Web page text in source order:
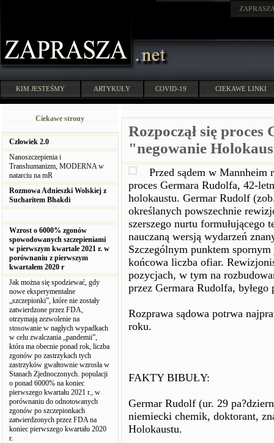
KIM JESTEŚMY ARTYKUŁY COVID-19 CIEKAWE LINKI
Ciekawe strony
Człowiek 2.0
Nanoszczepienia i
Transhumanizm, MODERNA w
natarciu na mR
Rozmowa Adnieszki Wolskiej z
Sucharitem Bhakdi
Wzrost o 6000% zgonów
spowodowanych szczepieniami
w pierwszym kwartale 2021 r. w
porównaniu z pierwszym
kwartałem 2020 r
Jak można się spodziewać, gdy
nowe eksperymentalne
„szczepionki”, które nie zostały
zatwierdzone przez FDA,
otrzymają zezwolenie na
stosowanie w nagłych wypadkach
w celu zwalczania „pandemii”,
która ma obecnie ponad rok, liczba
zgonów po zastrzykach tych
zastrzyków gwałtownie wzrosła w
Stanach Zjednoczonych. populacji
o ponad 6000% na koniec
pierwszego kwartału 2021 r., w
porównaniu do odnotowanych
zgonów po szczepionkach
zatwierdzonych przez FDA na
koniec pierwszego kwartału 2020
r.
Rozpoczął się
"negowanie
Przed sądem w Mannheim
proces Germara Rudolfa, 42-
holokaustu. Germar Rudolf
określanych powszechnie
szerszego nurtu formułującego
nauczaną wersją wydarzeń
Szczególnym punktem
końcowa liczba ofiar.
pozycjach, w tym na
przez Germara Rudolfa,
Rozprawa sądowa potrwa
roku.
FAKTY BIBUŁY:
Germar Rudolf (ur. 29
niemiecki chemik, doktorant,
Holokaustu.